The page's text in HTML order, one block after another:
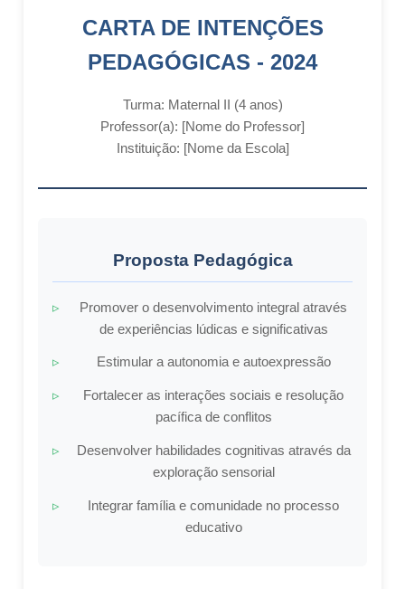
CARTA DE INTENÇÕES
PEDAGÓGICAS - 2024
Turma: Maternal II (4 anos)
Professor(a): [Nome do Professor]
Instituição: [Nome da Escola]
Proposta Pedagógica
Promover o desenvolvimento integral através
de experiências lúdicas e significativas
Estimular a autonomia e autoexpressão
Fortalecer as interações sociais e resolução
pacífica de conflitos
Desenvolver habilidades cognitivas através da
exploração sensorial
Integrar família e comunidade no processo
educativo